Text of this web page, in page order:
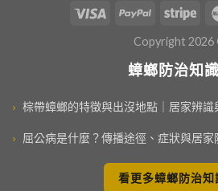
Copyright
蟑螂防治知識
› 棕帶蟑螂的特徵與出沒地點｜居家辨識
› 屈公病是什麼？傳播途徑、症狀與居家
看更多蟑螂防治